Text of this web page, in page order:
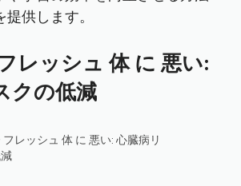
供します。
レッシュ 体 に 悪い:
クの低減
フレッシュ 体 に 悪い: 心臓病リ